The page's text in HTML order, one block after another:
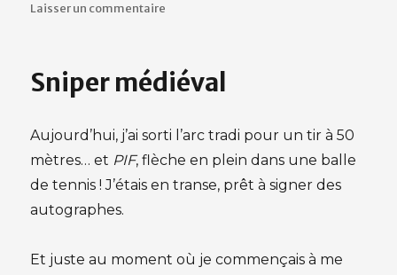
Laisser un commentaire
Sniper médiéval
Aujourd’hui, j’ai sorti l’arc tradi pour un tir à 50
mètres… et PIF, flèche en plein dans une balle
de tennis ! J’étais en transe, prêt à signer des
autographes.
Et juste au moment où je commençais à me